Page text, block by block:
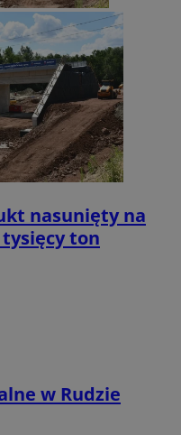
nasunięty na
tysięcy ton
w Rudzie